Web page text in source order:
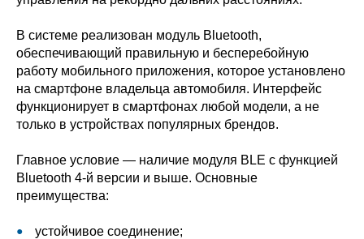
В системе реализован модуль Bluetooth,
обеспечивающий правильную и бесперебойную
работу мобильного приложения, которое установлено
на смартфоне владельца автомобиля. Интерфейс
функционирует в смартфонах любой модели, а не
только в устройствах популярных брендов.
Главное условие — наличие модуля BLE с функцией
Bluetooth 4-й версии и выше. Основные
преимущества:
устойчивое соединение;